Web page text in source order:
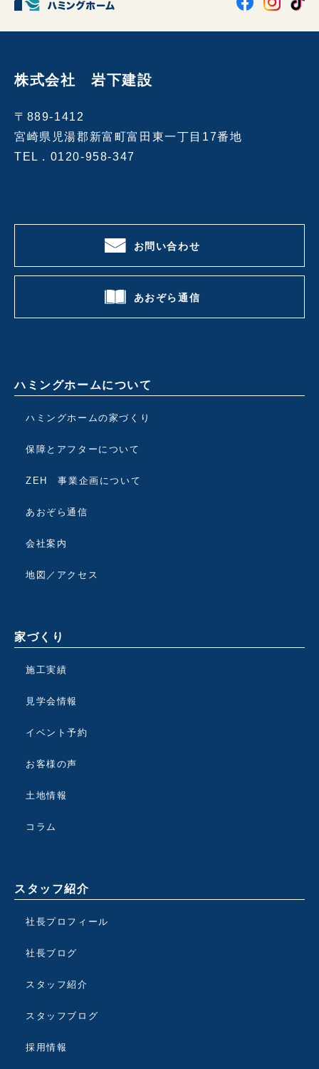
株式会社 岩下建設
〒889-1412
宮崎県児湯郡新富町富田東一丁目17番地
TEL . 0120-958-347
お問い合わせ
あおぞら通信
ハミングホームについて
ハミングホームの家づくり
保障とアフターについて
ZEH 事業企画について
あおぞら通信
会社案内
地図／アクセス
家づくり
施工実績
見学会情報
イベント予約
お客様の声
土地情報
コラム
スタッフ紹介
社長プロフィール
社長ブログ
スタッフ紹介
スタッフブログ
採用情報